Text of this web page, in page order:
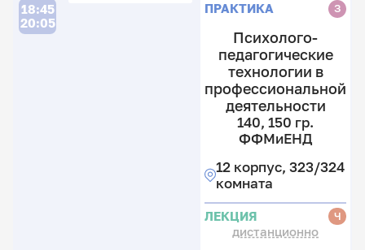
18:45
20:05
ПРАКТИКА З
Психолого-
педагогические
технологии в
профессиональной
деятельности
140, 150 гр.
ФФМиЕНД
12 корпус, 323/324
комната
ЛЕКЦИЯ Ч
дистанционно